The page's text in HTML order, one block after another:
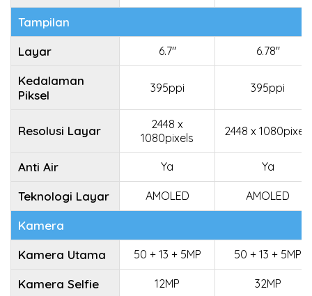
Tampilan
Layar
6.7" 6.78"
Kedalaman
Piksel
395ppi 395ppi
Resolusi Layar
2448 x
1080pixels
2448 x 1080pixels
Anti Air Ya Ya
Teknologi Layar AMOLED AMOLED
Kamera
Kamera Utama
50 + 13 + 5MP 50 + 13 + 5MP
Kamera Selfie 12MP 32MP